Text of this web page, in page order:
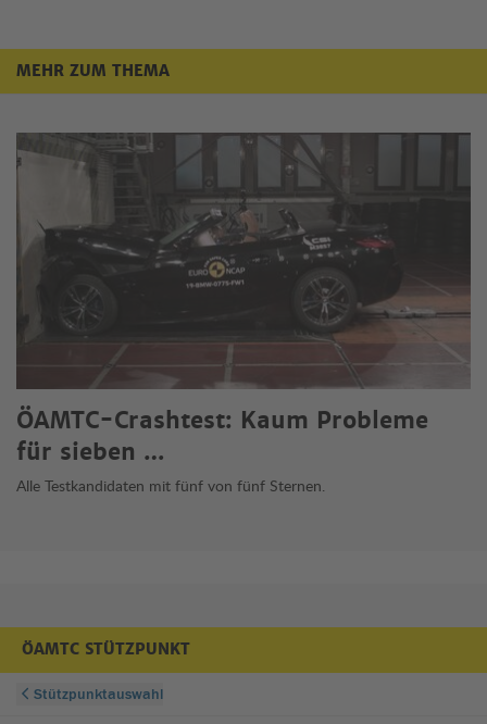
MEHR ZUM THEMA
ÖAMTC-Crashtest: Kaum Probleme
für sieben …
Alle Testkandidaten mit fünf von fünf Sternen.
ÖAMTC STÜTZPUNKT